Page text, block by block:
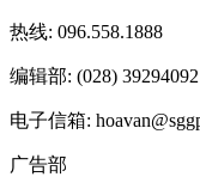
热线: 096.558.1888
编辑部: (028)
电子信箱:
广告部